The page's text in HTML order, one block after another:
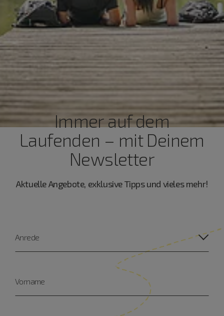
Immer auf dem
Laufenden – mit Deinem
Newsletter
Aktuelle Angebote, exklusive Tipps und vieles mehr!
Anrede
Vorname